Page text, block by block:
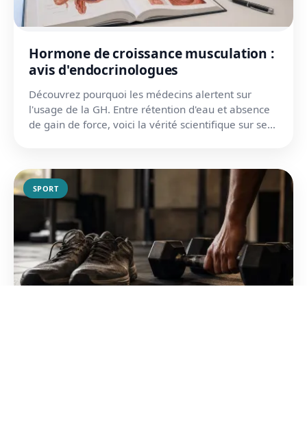
Hormone de croissance musculation :
avis d'endocrinologues
Découvrez pourquoi les médecins alertent sur
l'usage de la GH. Entre rétention d'eau et absence
de gain de force, voici la vérité scientifique sur ses
SPORT